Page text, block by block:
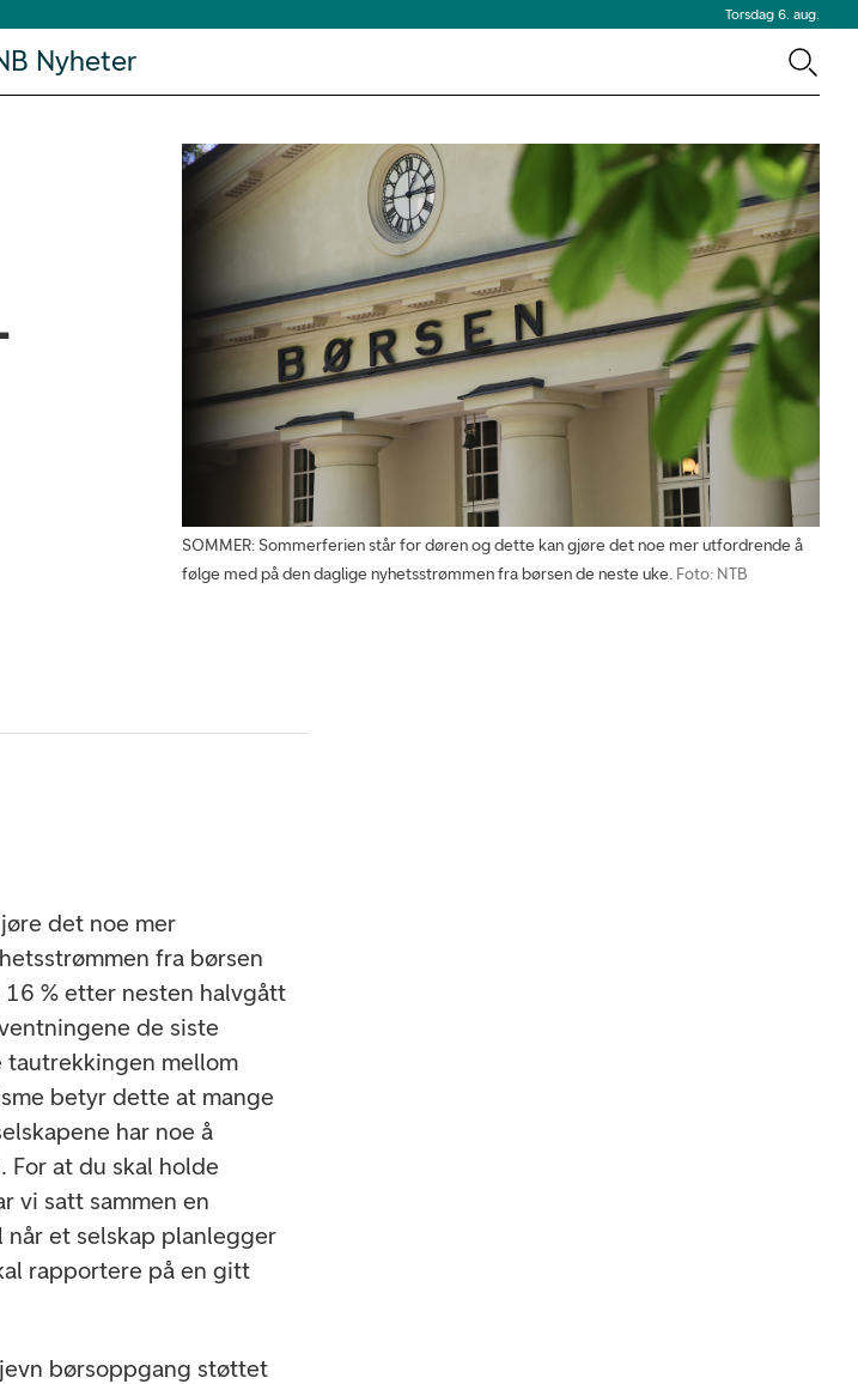
Torsdag 6. aug.
Nyheter
SOMMER: Sommerferien står for døren og dette kan gjøre det noe mer utfordrende å
følge med på den daglige nyhetsstrømmen fra børsen de neste uke. Foto: NTB
det noe mer
fra børsen
% etter nesten halvgått
de siste
tautrekkingen mellom
betyr dette at mange
har noe å
at du skal holde
vi satt sammen en
når et selskap planlegger
rapportere på en gitt
børsoppgang støttet